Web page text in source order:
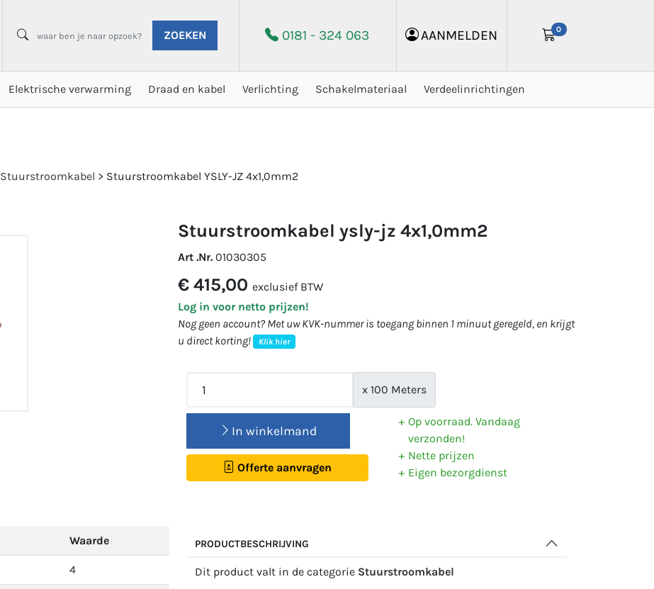
ZOEKEN 0181 - 324 063 AANMELDEN 0
Elektrische verwarming Draad en kabel Verlichting Schakelmateriaal Verdeelinrichtingen
Stuurstroomkabel > Stuurstroomkabel YSLY-JZ 4x1,0mm2
stuurstroomkabel ysly-jz 4x1,0mm2
Art .Nr. 01030305
€ 415,00 exclusief BTW
Log in voor netto prijzen!
Nog geen account? Met uw KVK-nummer is toegang binnen 1 minuut geregeld, en krijgt
u direct korting!
Klik hier
x 100 Meters
In winkelmand
Offerte aanvragen
Op voorraad. Vandaag
verzonden!
Nette prijzen
Eigen bezorgdienst
Waarde
4
PRODUCTBESCHRIJVING
Dit product valt in de categorie Stuurstroomkabel